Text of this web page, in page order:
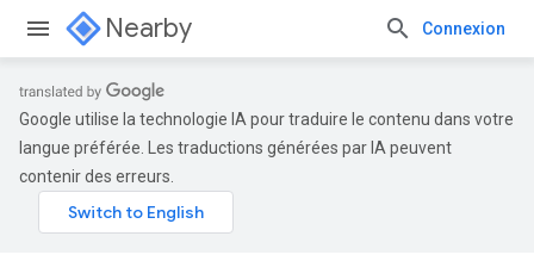
Nearby Connexion
Google utilise la technologie IA pour traduire le contenu dans votre
langue préférée. Les traductions générées par IA peuvent
contenir des erreurs.